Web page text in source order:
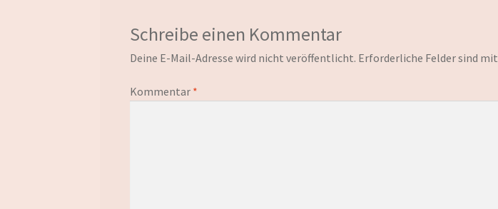
Schreibe einen Kommentar
Deine E-Mail-Adresse wird nicht veröffentlicht. Erforderliche Felder sind mit
Kommentar *